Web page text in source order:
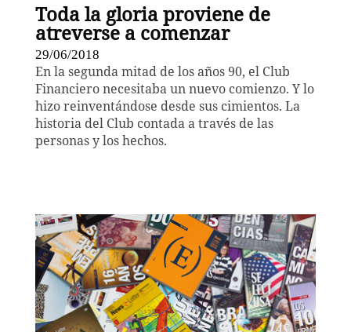
Toda la gloria proviene de
atreverse a comenzar
29/06/2018
En la segunda mitad de los años 90, el Club
Financiero necesitaba un nuevo comienzo. Y lo
hizo reinventándose desde sus cimientos. La
historia del Club contada a través de las
personas y los hechos.